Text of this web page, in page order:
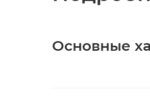
Основные